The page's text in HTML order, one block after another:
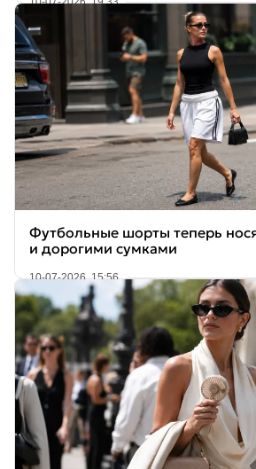
Футбольные шорты теперь
и дорогими сумками
10-07-2026, 15:56